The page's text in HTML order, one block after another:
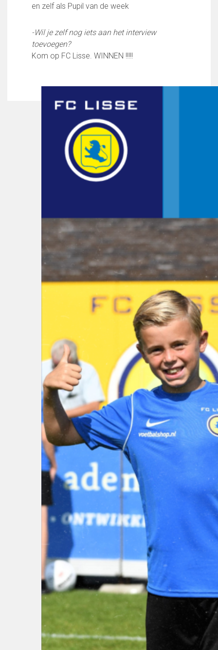
en zelf als Pupil van de week
-Wil je zelf nog iets aan het interview
toevoegen?
Kom op FC Lisse. WINNEN !!!!!